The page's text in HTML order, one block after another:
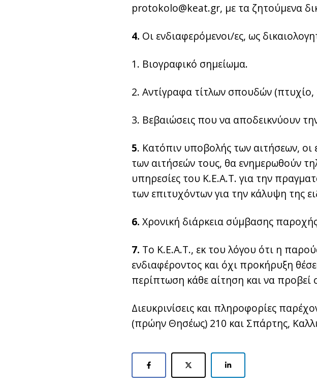
protokolo@keat.gr, με τα ζητούμενα
4. Οι ενδιαφερόμενοι/ες, ως
1. Βιογραφικό σημείωμα.
2. Αντίγραφα τίτλων σπουδών
3. Βεβαιώσεις που να αποδεικνύουν
5. Κατόπιν υποβολής των αιτήσεων, οι
των αιτήσεών τους, θα ενημερωθούν
υπηρεσίες του Κ.Ε.Α.Τ. για την
των επιτυχόντων για την κάλυψη της
6. Χρονική διάρκεια σύμβασης
7. Το Κ.Ε.Α.Τ., εκ του λόγου ότι η
ενδιαφέροντος και όχι προκήρυξη
περίπτωση κάθε αίτηση και να προβεί
Διευκρινίσεις και πληροφορίες
(πρώην Θησέως) 210 και Σπάρτης,